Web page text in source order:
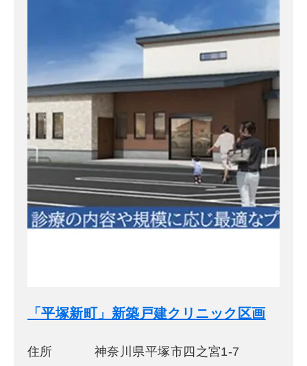
「平塚新町」新築戸建クリニック区画
住所
神奈川県平塚市四之宮1-7